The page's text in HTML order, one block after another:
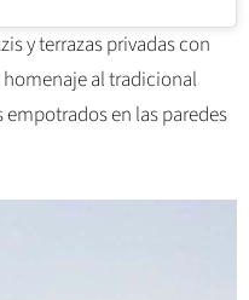
y terrazas privadas con
homenaje al tradicional
en las paredes